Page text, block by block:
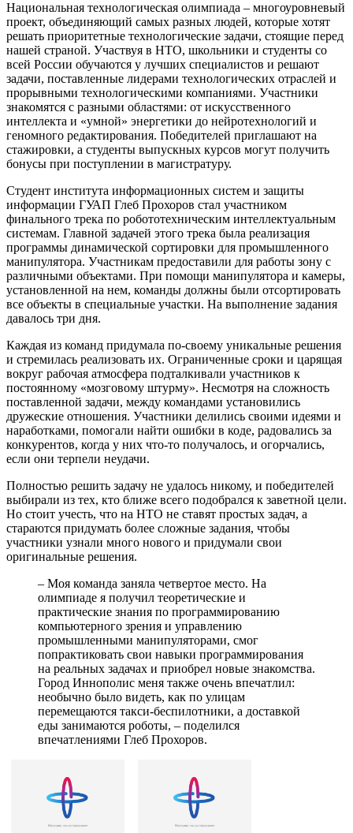
Национальная технологическая олимпиада – многоуровневый
проект, объединяющий самых разных людей, которые хотят
решать приоритетные технологические задачи, стоящие перед
нашей страной. Участвуя в НТО, школьники и студенты со
всей России обучаются у лучших специалистов и решают
задачи, поставленные лидерами технологических отраслей и
прорывными технологическими компаниями. Участники
знакомятся с разными областями: от искусственного
интеллекта и «умной» энергетики до нейротехнологий и
геномного редактирования. Победителей приглашают на
стажировки, а студенты выпускных курсов могут получить
бонусы при поступлении в магистратуру.
Студент института информационных систем и защиты
информации ГУАП Глеб Прохоров стал участником
финального трека по робототехническим интеллектуальным
системам. Главной задачей этого трека была реализация
программы динамической сортировки для промышленного
манипулятора. Участникам предоставили для работы зону с
различными объектами. При помощи манипулятора и камеры,
установленной на нем, команды должны были отсортировать
все объекты в специальные участки. На выполнение задания
давалось три дня.
Каждая из команд придумала по-своему уникальные решения
и стремилась реализовать их. Ограниченные сроки и царящая
вокруг рабочая атмосфера подталкивали участников к
постоянному «мозговому штурму». Несмотря на сложность
поставленной задачи, между командами установились
дружеские отношения. Участники делились своими идеями и
наработками, помогали найти ошибки в коде, радовались за
конкурентов, когда у них что-то получалось, и огорчались,
если они терпели неудачи.
Полностью решить задачу не удалось никому, и победителей
выбирали из тех, кто ближе всего подобрался к заветной цели.
Но стоит учесть, что на НТО не ставят простых задач, а
стараются придумать более сложные задания, чтобы
участники узнали много нового и придумали свои
оригинальные решения.
– Моя команда заняла четвертое место. На
олимпиаде я получил теоретические и
практические знания по программированию
компьютерного зрения и управлению
промышленными манипуляторами, смог
попрактиковать свои навыки программирования
на реальных задачах и приобрел новые знакомства.
Город Иннополис меня также очень впечатлил:
необычно было видеть, как по улицам
перемещаются такси-беспилотники, а доставкой
еды занимаются роботы, – поделился
впечатлениями Глеб Прохоров.